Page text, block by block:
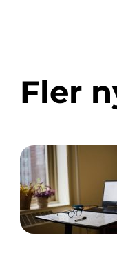
Fler